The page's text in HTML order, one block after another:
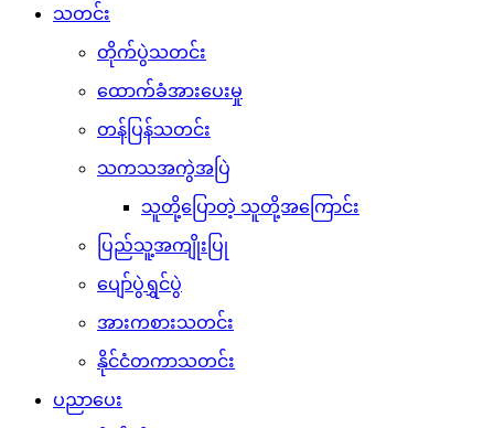
သတင်း
တိုက်ပွဲသတင်း
ထောက်ခံအားပေးမှု
တန်ပြန်သတင်း
သကသအကွဲအပြဲ
သူတို့ပြောတဲ့ သူတို့အကြောင်း
ပြည်သူ့အကျိုးပြု
ပျော်ပွဲရွှင်ပွဲ
အားကစားသတင်း
နိုင်ငံတကာသတင်း
ပညာပေး